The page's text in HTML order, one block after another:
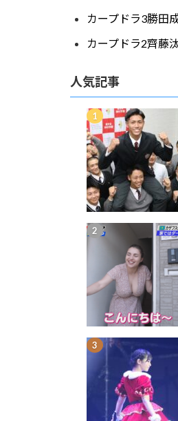
カープドラ3勝田
カープドラ2齊藤
人気記事